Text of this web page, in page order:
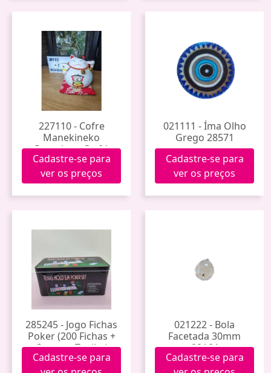
227110 - Cofre
Manekineko
Porcelana Gs-01
Cadastre-se para
ver os preços
021111 - Íma Olho
Grego 28571
Cadastre-se para
ver os preços
285245 - Jogo Fichas
Poker (200 Fichas +
Cartas + Toalha)
Im42055
Cadastre-se para
021222 - Bola
Facetada 30mm
22164
Cadastre-se para